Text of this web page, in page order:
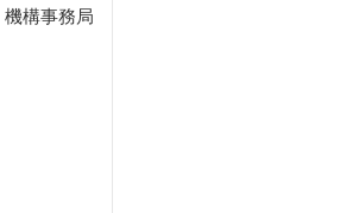
機構事務局